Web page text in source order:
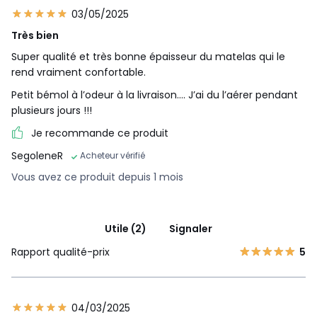
03/05/2025
Très bien
Super qualité et très bonne épaisseur du matelas qui le
rend vraiment confortable.
Petit bémol à l’odeur à la livraison…. J’ai du l’aérer pendant
plusieurs jours !!!
Je recommande ce produit
SegoleneR
Acheteur vérifié
Vous avez ce produit depuis 1 mois
Utile (2)
Signaler
Rapport qualité-prix
5
04/03/2025